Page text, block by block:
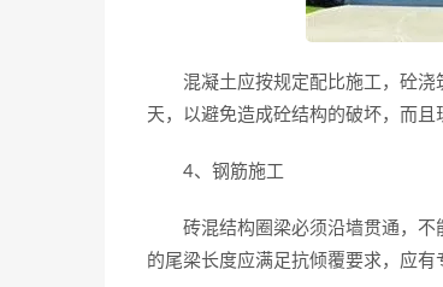
混凝土应按规定配比施工，砼浇
天，以避免造成砼结构的破坏，而且
4、钢筋施工
砖混结构圈梁必须沿墙贯通，不
的尾梁长度应满足抗倾覆要求，应有